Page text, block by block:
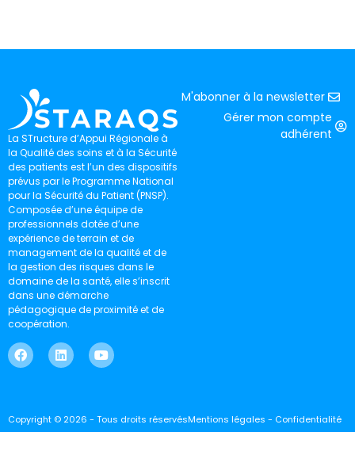
La STructure d’Appui Régionale à
la Qualité des soins et à la Sécurité
des patients est l’un des dispositifs
prévus par le Programme National
pour la Sécurité du Patient (PNSP).
Composée d’une équipe de
professionnels dotée d’une
expérience de terrain et de
management de la qualité et de
la gestion des risques dans le
domaine de la santé, elle s’inscrit
dans une démarche
pédagogique de proximité et de
coopération.
M'abonner à la newsletter
Gérer mon compte
adhérent
Copyright © 2026 - Tous droits réservésMentions légales - Confidentialité